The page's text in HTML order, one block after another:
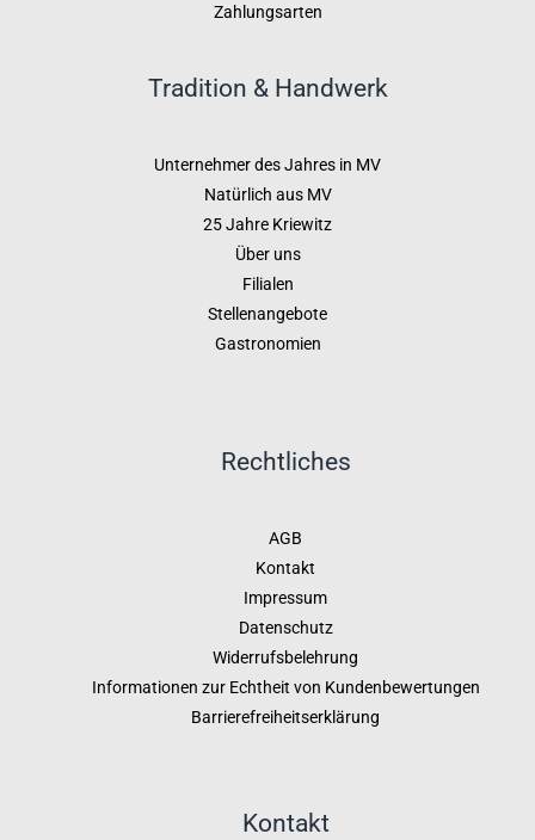
Zahlungsarten
Tradition & Handwerk
Unternehmer des Jahres in MV
Natürlich aus MV
25 Jahre Kriewitz
Über uns
Filialen
Stellenangebote
Gastronomien
Rechtliches
AGB
Kontakt
Impressum
Datenschutz
Widerrufsbelehrung
Informationen zur Echtheit von Kundenbewertungen
Barrierefreiheitserklärung
Kontakt